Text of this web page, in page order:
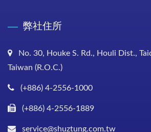
弊社住所
No. 30, Houke S. Rd., Houli Dist.,
Taiwan (R.O.C.)
(+886) 4-2556-1000
(+886) 4-2556-1889
service@shuztung.com.tw